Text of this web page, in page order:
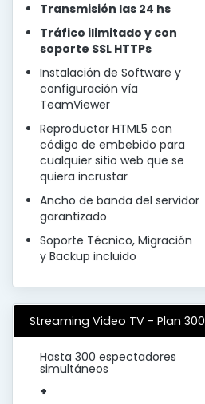
Transmisión las 24 hs
Tráfico ilimitado y con
soporte SSL HTTPs
Instalación de Software y
configuración vía
TeamViewer
Reproductor HTML5 con
código de embebido para
cualquier sitio web que se
quiera incrustar
Ancho de banda del servidor
garantizado
Soporte Técnico, Migración
y Backup incluido
Streaming Video TV - Plan 300
Hasta 300 espectadores
simultáneos
+